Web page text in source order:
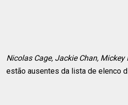
Nicolas Cage, Jackie Chan,
estão ausentes da lista de elenco